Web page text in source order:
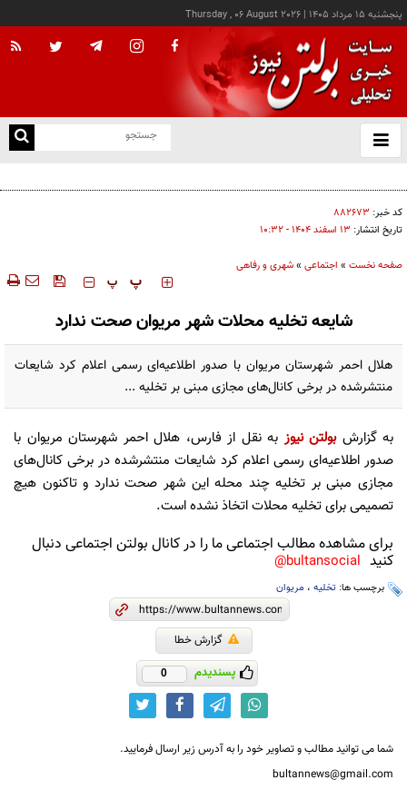
پنجشنبه ۱۵ مرداد ۱۴۰۵ |
Thursday , 06 August 2026
باز
و
کد خبر: ۸۸۲۶۷۳
تاریخ انتشار: ۱۳ اسفند ۱۴۰۴ - ۱۰:۳۲
صفحه نخست » اجتماعی »شهری و رفاهی
‍‍‍ پ پ
شایعه تخلیه محلات شهر مریوان صحت ندارد
هلال احمر شهرستان مریوان با صدور اطلاعیه‌ای رسمی اعلام کرد شایعات
منتشرشده در برخی کانال‌های مجازی مبنی بر تخلیه ...
به گزارشبولتن نیوز به نقل از فارس، هلال احمر شهرستان مریوان با
صدور اطلاعیه‌ای رسمی اعلام کرد شایعات منتشرشده در برخی کانال‌های
مجازی مبنی بر تخلیه چند محله این شهر صحت ندارد و تاکنون هیچ
تصمیمی برای تخلیه محلات اتخاذ نشده است.
برای مشاهده مطالب اجتماعی ما را در کانال بولتن اجتماعی دنبال
کنید bultansocial@
برچسب ها: تخلیه ، مریوان
گزارش خطا
پسندیدم 0
شما می توانید مطالب و تصاویر خود را به آدرس زیر ارسال فرمایید.
bultannews@gmail.com